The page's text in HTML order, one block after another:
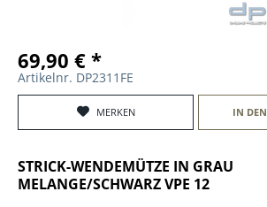
69,90 € *
Artikelnr. DP2311FE
MERKEN IN DEN
STRICK-WENDEMÜTZE IN GRAU
MELANGE/SCHWARZ VPE 12